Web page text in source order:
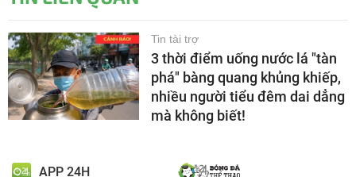
Tin tài trợ
3 thời điểm uống nước lá "tàn
phá" bàng quang khủng khiếp,
nhiều người tiểu đêm dai dẳng
mà không biết!
APP 24H